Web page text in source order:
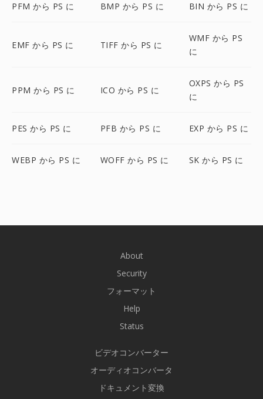
PFM から PS に BMP から PS に BIN から PS に
EMF から PS に TIFF から PS に
WMF から PS
に
PPM から PS に ICO から PS に
OXPS から PS
に
PES から PS に PFB から PS に EXP から PS に
WEBP から PS に WOFF から PS に SK から PS に
About
Security
フォーマット
Help
Status
ビデオコンバーター
オーディオコンバータ
ドキュメント変換